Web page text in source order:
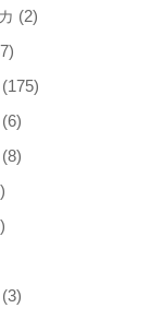
(2)
(175)
(6)
(8)
(3)